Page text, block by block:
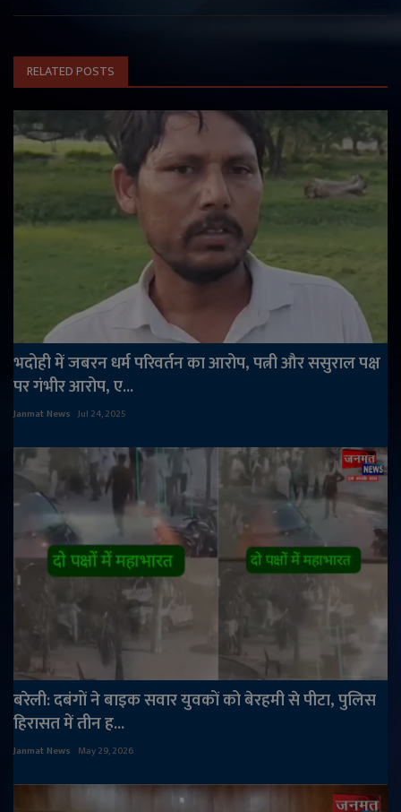
RELATED POSTS
भदोही में जबरन धर्म परिवर्तन का आरोप, पत्नी और ससुराल पक्ष
पर गंभीर आरोप, ए...
Janmat News Jul 24, 2025
बरेली: दबंगों ने बाइक सवार युवकों को बेरहमी से पीटा, पुलिस
हिरासत में तीन ह...
Janmat News May 29, 2026